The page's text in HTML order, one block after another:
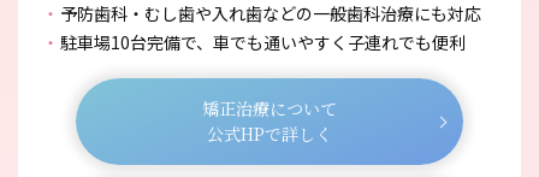
予防歯科・むし歯や入れ歯などの一般歯科治療にも対応
駐車場10台完備で、車でも通いやすく子連れでも便利
矯正治療について
公式HPで詳しく